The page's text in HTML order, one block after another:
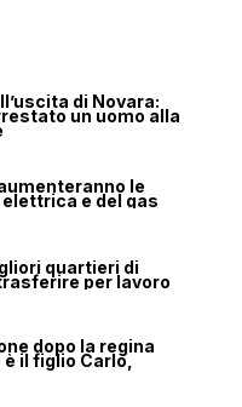
di Novara:
un uomo alla
le
e del gas
quartieri di
per lavoro
dopo la regina
il figlio Carlo,